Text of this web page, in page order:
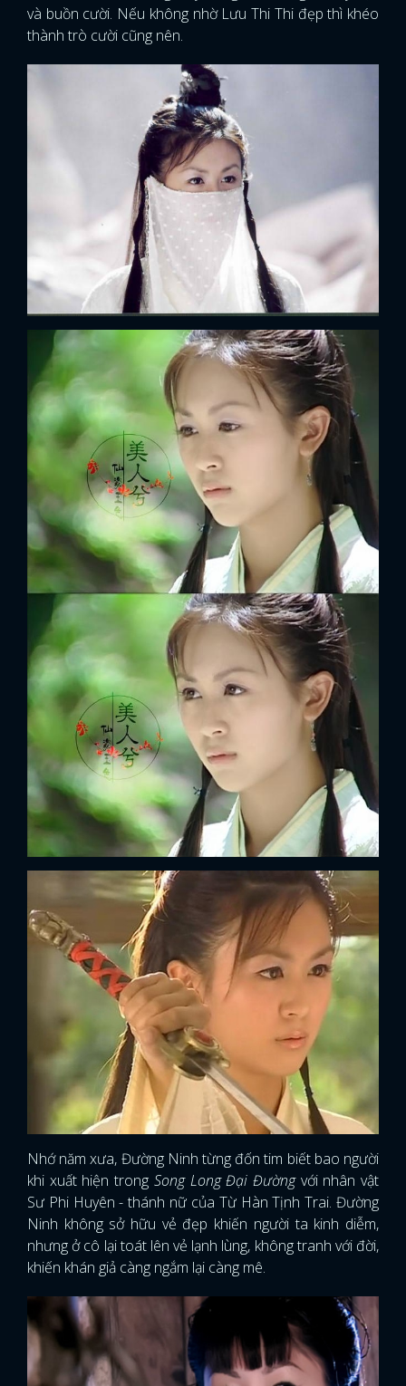
và buồn cười. Nếu không nhờ Lưu Thi Thi đẹp thì khéo
thành trò cười cũng nên.
Nhớ năm xưa, Đường Ninh từng đốn tim biết bao người
khi xuất hiện trong Song Long Đại Đường với nhân vật
Sư Phi Huyên - thánh nữ của Từ Hàn Tịnh Trai. Đường
Ninh không sở hữu vẻ đẹp khiến người ta kinh diễm,
nhưng ở cô lại toát lên vẻ lạnh lùng, không tranh với đời,
khiến khán giả càng ngắm lại càng mê.